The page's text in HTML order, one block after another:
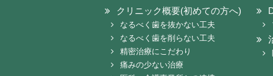
クリニック概要(初めての方へ)
なるべく歯を抜かない工夫
なるべく歯を削らない工夫
精密治療にこだわり
痛みの少ない治療